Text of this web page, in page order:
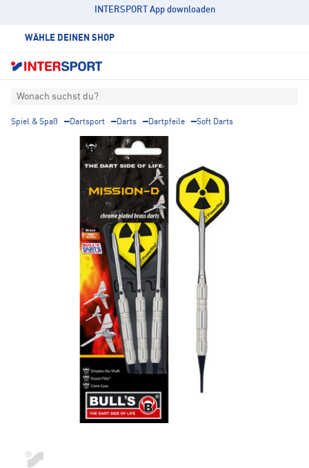
INTERSPORT App downloaden
WÄHLE DEINEN SHOP
Wonach suchst du?
Spiel & Spaß Dartsport Darts Dartpfeile Soft Darts